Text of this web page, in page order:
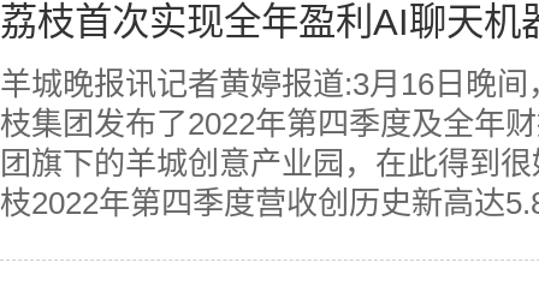
荔枝首次实现全年盈利AI聊天机
羊城晚报讯记者黄婷报道:3月16日晚
枝集团发布了2022年第四季度及全年
团旗下的羊城创意产业园，在此得到
枝2022年第四季度营收创历史新高达